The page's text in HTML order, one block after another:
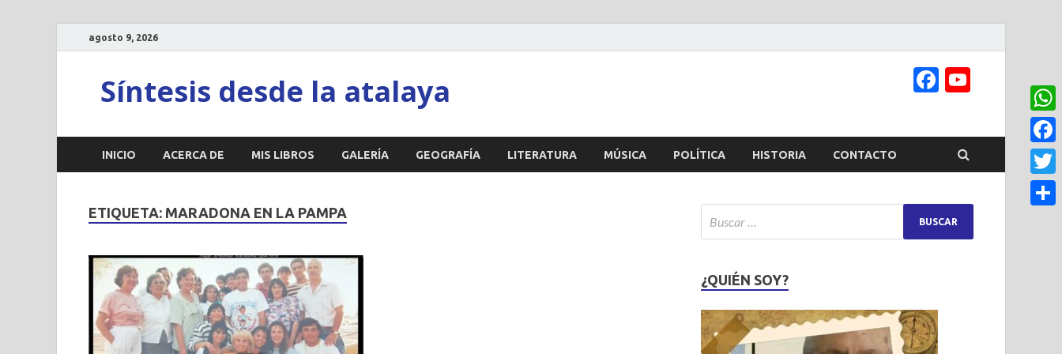
agosto 9, 2026
Síntesis desde la atalaya Facebook
Channel
INICIO ACERCA DE MIS LIBROS GALERÍA GEOGRAFÍA LITERATURA MÚSICA POLÍTICA HISTORIA CONTACTO
ETIQUETA: MARADONA EN LA PAMPA
¿QUIÉN SOY?